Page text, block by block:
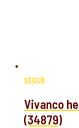
stock
Vivanco
(34879)